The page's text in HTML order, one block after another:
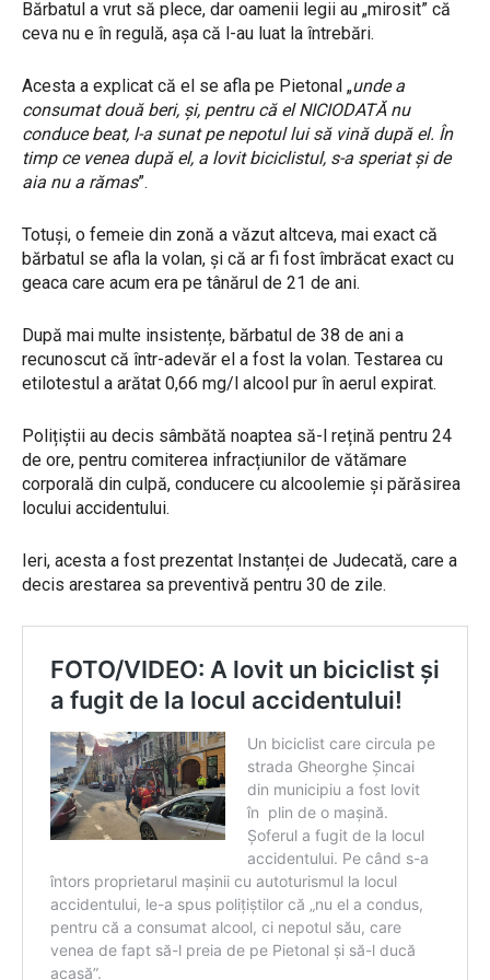
Bărbatul a vrut să plece, dar oamenii legii au „mirosit” că
ceva nu e în regulă, așa că l-au luat la întrebări.
Acesta a explicat că el se afla pe Pietonal „unde a
consumat două beri, și, pentru că el NICIODATĂ nu
conduce beat, l-a sunat pe nepotul lui să vină după el. În
timp ce venea după el, a lovit biciclistul, s-a speriat și de
aia nu a rămas”.
Totuși, o femeie din zonă a văzut altceva, mai exact că
bărbatul se afla la volan, și că ar fi fost îmbrăcat exact cu
geaca care acum era pe tânărul de 21 de ani.
După mai multe insistențe, bărbatul de 38 de ani a
recunoscut că într-adevăr el a fost la volan. Testarea cu
etilotestul a arătat 0,66 mg/l alcool pur în aerul expirat.
Polițiștii au decis sâmbătă noaptea să-l rețină pentru 24
de ore, pentru comiterea infracțiunilor de vătămare
corporală din culpă, conducere cu alcoolemie și părăsirea
locului accidentului.
Ieri, acesta a fost prezentat Instanței de Judecată, care a
decis arestarea sa preventivă pentru 30 de zile.